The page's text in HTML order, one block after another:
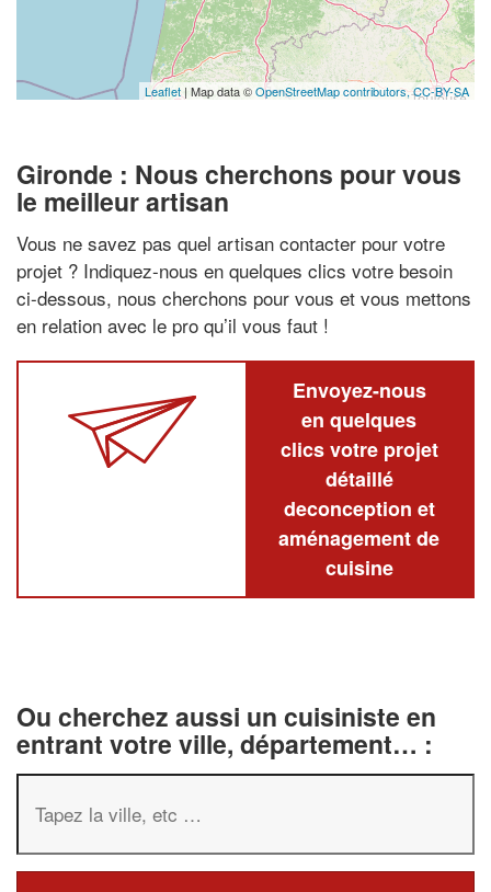
Leaflet| Map data ©OpenStreetMap contributors,CC-BY-SA
Gironde : Nous cherchons pour vous
le meilleur artisan
Vous ne savez pas quel artisan contacter pour votre
projet ? Indiquez-nous en quelques clics votre besoin
ci-dessous, nous cherchons pour vous et vous mettons
en relation avec le pro qu’il vous faut !
Envoyez-nous
en quelques
clics votre projet
détaillé
deconception et
aménagement de
cuisine
Ou cherchez aussi un cuisiniste en
entrant votre ville, département… :